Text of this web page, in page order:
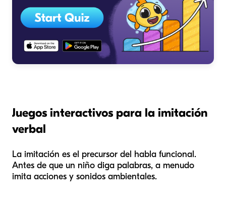
Juegos interactivos para la imitación
verbal
La imitación es el precursor del habla funcional.
Antes de que un niño diga palabras, a menudo
imita acciones y sonidos ambientales.